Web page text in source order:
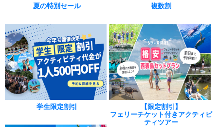
夏の特別セール
学生限定割引
複数割
【限定割引】
フェリーチケット付きアクティビ
ティツアー